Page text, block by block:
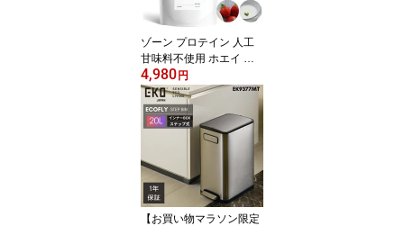
ゾーン プロテイン 人工
甘味料不使用 ホエイ ヨ
ーグルト ストロベリー 7
50g ZONE PROTEIN ア
スリート 男性 女性 成人
ジュニア
4,980円
【お買い物マラソン限定